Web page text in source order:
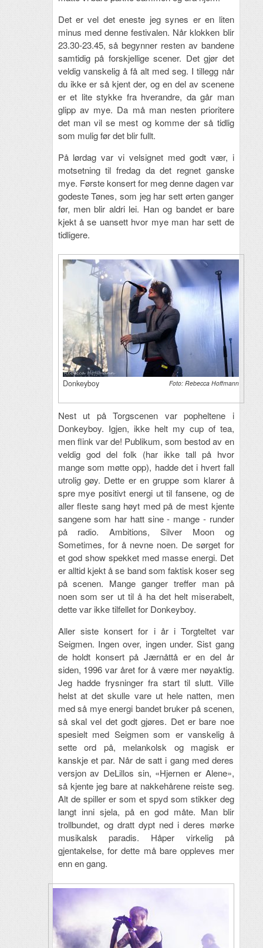
Det er vel det eneste jeg synes er en liten
minus med denne festivalen. Når klokken blir
23.30-23.45, så begynner resten av bandene
samtidig på forskjellige scener. Det gjør det
veldig vanskelig å få alt med seg. I tillegg når
du ikke er så kjent der, og en del av scenene
er et lite stykke fra hverandre, da går man
glipp av mye. Da må man nesten prioritere
det man vil se mest og komme der så tidlig
som mulig før det blir fullt.
På lørdag var vi velsignet med godt vær, i
motsetning til fredag da det regnet ganske
mye. Første konsert for meg denne dagen var
godeste Tønes, som jeg har sett ørten ganger
før, men blir aldri lei. Han og bandet er bare
kjekt å se uansett hvor mye man har sett de
tidligere.
Donkeyboy Foto: Rebecca Hoffmann
Nest ut på Torgscenen var popheltene i
Donkeyboy. Igjen, ikke helt my cup of tea,
men flink var de! Publikum, som bestod av en
veldig god del folk (har ikke tall på hvor
mange som møtte opp), hadde det i hvert fall
utrolig gøy. Dette er en gruppe som klarer å
spre mye positivt energi ut til fansene, og de
aller fleste sang høyt med på de mest kjente
sangene som har hatt sine - mange - runder
på radio. Ambitions, Silver Moon og
Sometimes, for å nevne noen. De sørget for
et god show spekket med masse energi. Det
er alltid kjekt å se band som faktisk koser seg
på scenen. Mange ganger treffer man på
noen som ser ut til å ha det helt miserabelt,
dette var ikke tilfellet for Donkeyboy.
Aller siste konsert for i år i Torgteltet var
Seigmen. Ingen over, ingen under. Sist gang
de holdt konsert på Jærnåttå er en del år
siden, 1996 var året for å være mer nøyaktig.
Jeg hadde frysninger fra start til slutt. Ville
helst at det skulle vare ut hele natten, men
med så mye energi bandet bruker på scenen,
så skal vel det godt gjøres. Det er bare noe
spesielt med Seigmen som er vanskelig å
sette ord på, melankolsk og magisk er
kanskje et par. Når de satt i gang med deres
versjon av DeLillos sin, «Hjernen er Alene»,
så kjente jeg bare at nakkehårene reiste seg.
Alt de spiller er som et spyd som stikker deg
langt inni sjela, på en god måte. Man blir
trollbundet, og dratt dypt ned i deres mørke
musikalsk paradis. Håper virkelig på
gjentakelse, for dette må bare oppleves mer
enn en gang.